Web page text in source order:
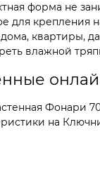
форма не
для крепления
квартиры,
влажной
Фонари
на